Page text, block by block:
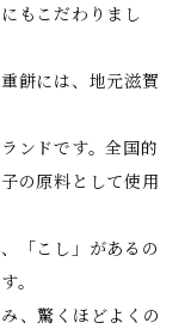
もこだわりまし
餅には、地元滋賀
ンドです。全国的
の原料として使用
「こし」があるの
。
、驚くほどよくの